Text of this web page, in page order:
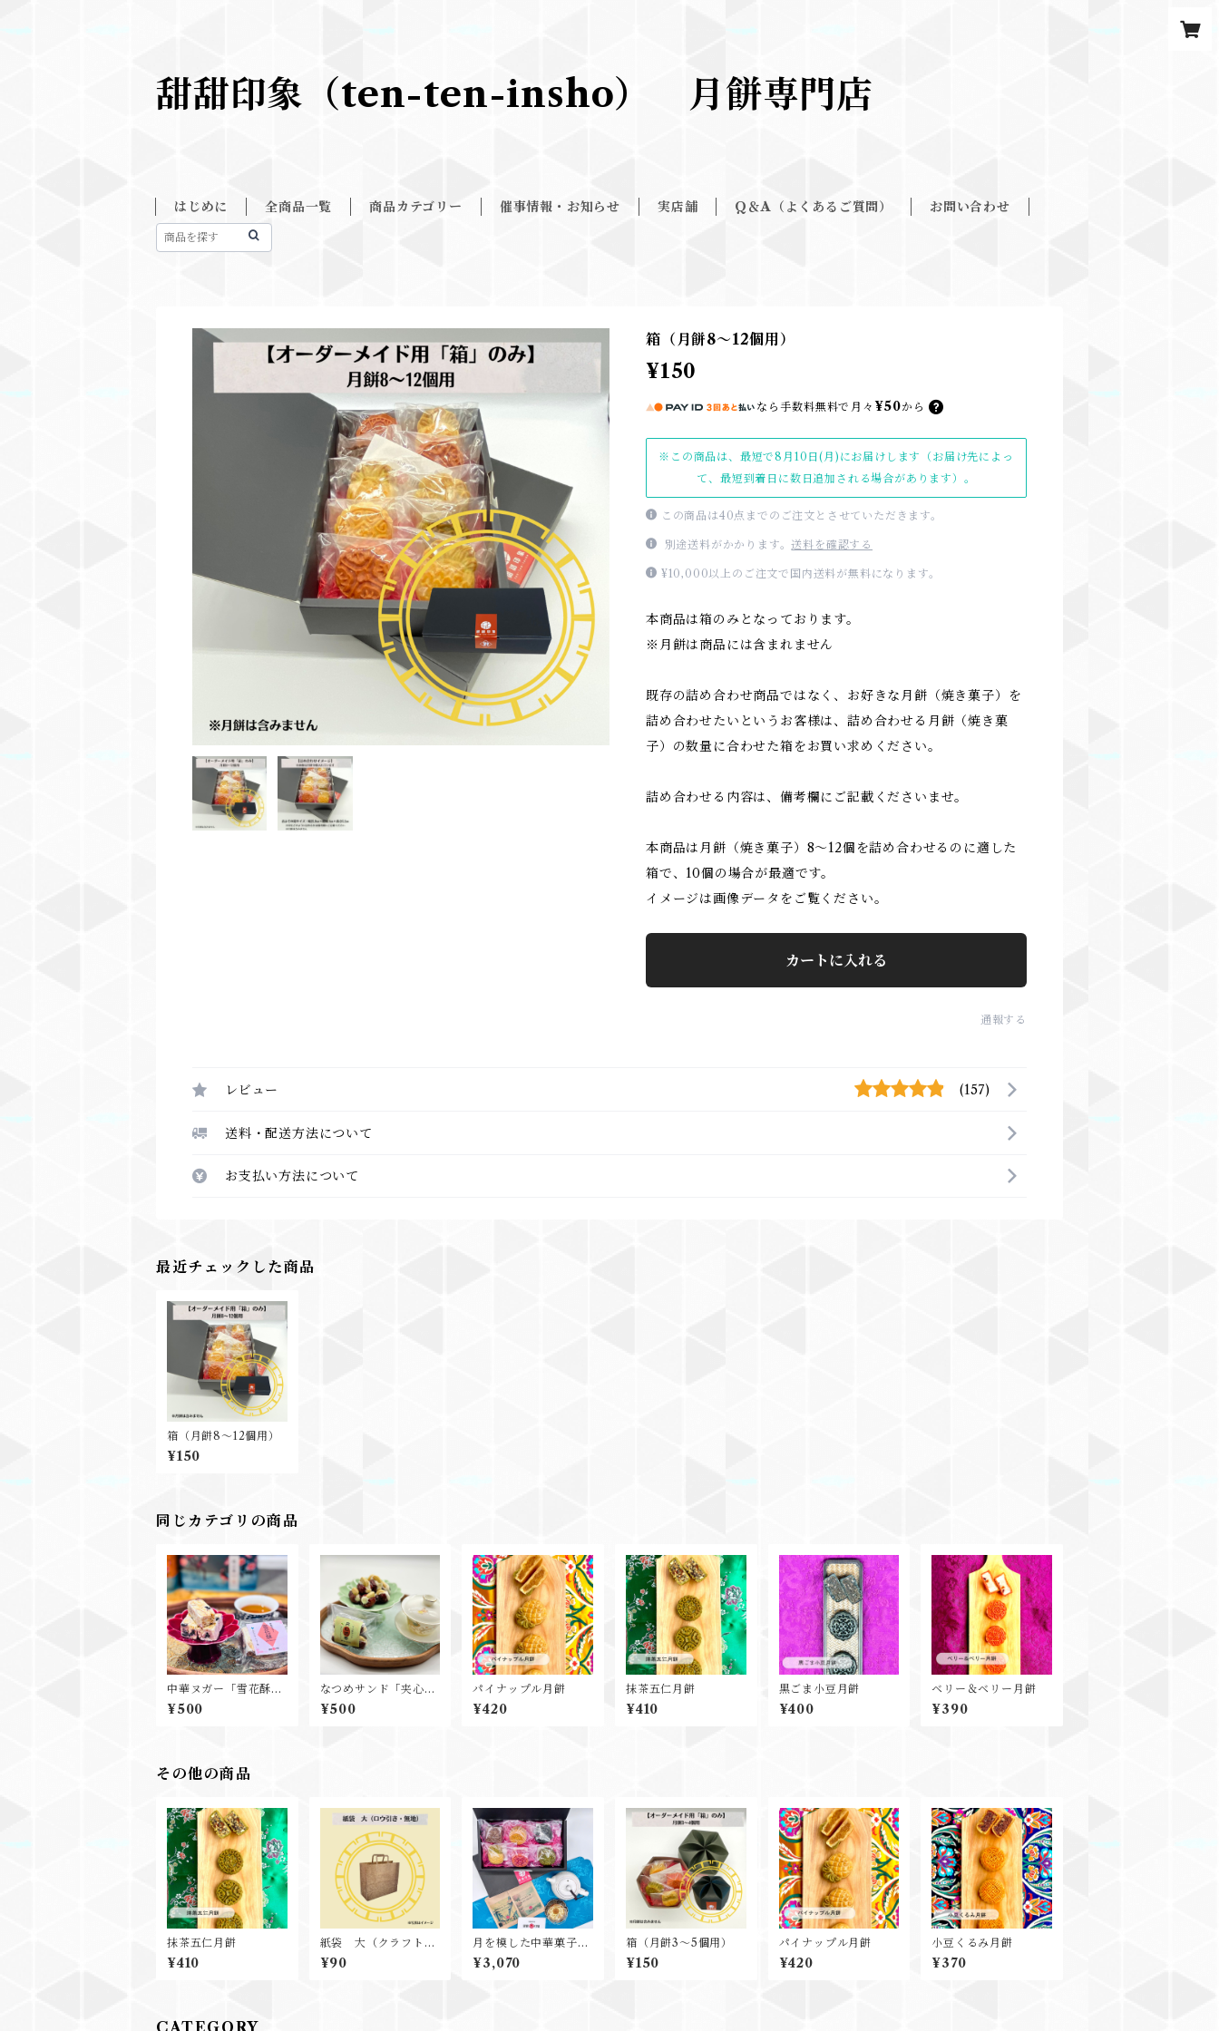
甜甜印象（ten-ten-insho） 月餅専門店
はじめに 全商品一覧 商品カテゴリー 催事情報・お知らせ 実店舗 Q＆A（よくあるご質問） お問い合わせ
箱（月餅8～12個用）
¥150
なら 手数料無料で 月々 ¥50から
※この商品は、最短で8月10日(月)にお届けします（お届け先によっ
て、最短到着日に数日追加される場合があります）。
この商品は40点までのご注文とさせていただきます。
別途送料がかかります。送料を確認する
¥10,000以上のご注文で国内送料が無料になります。
本商品は箱のみとなっております。
※月餅は商品には含まれません
既存の詰め合わせ商品ではなく、お好きな月餅（焼き菓子）を
詰め合わせたいというお客様は、詰め合わせる月餅（焼き菓
子）の数量に合わせた箱をお買い求めください。
詰め合わせる内容は、備考欄にご記載くださいませ。
本商品は月餅（焼き菓子）8～12個を詰め合わせるのに適した
箱で、10個の場合が最適です。
イメージは画像データをご覧ください。
カートに入れる
通報する
レビュー (157)
送料・配送方法について
お支払い方法について
最近チェックした商品
箱（月餅8～12個用）
¥150
同じカテゴリの商品
中華ヌガー「雪花酥」
ブルーベリー杏仁味
¥500
なつめサンド「夹心奶
枣」 カシューナッツ
¥500
パイナップル月餅
¥420
抹茶五仁月餅
¥410
黒ごま小豆月餅
¥400
ベリー＆ベリー月餅
¥390
その他の商品
抹茶五仁月餅
¥410
紙袋 大（クラフトロ
ウ引き・無地）
¥90
月を模した中華菓子
「月餅」6個と人気の
中国茶2種 詰め合わ
¥3,070
箱（月餅3～5個用）
¥150
パイナップル月餅
¥420
小豆くるみ月餅
¥370
CATEGORY